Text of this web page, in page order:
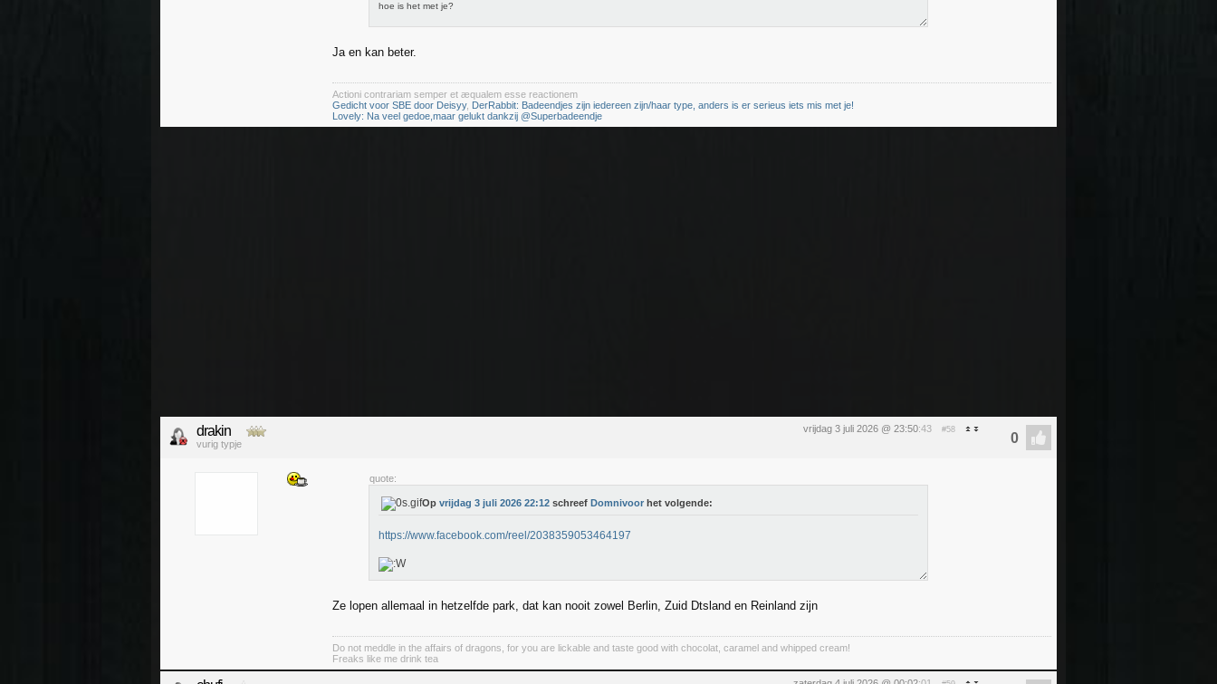
hoe is het met je?
Ja en kan beter.
Actioni contrariam semper et æqualem esse reactionem
Gedicht voor SBE door Deisyy, DerRabbit: Badeendjes zijn iedereen zijn/haar type, anders is er serieus iets mis met je!
Lovely: Na veel gedoe,maar gelukt dankzij @Superbadeendje
vrijdag 3 juli 2026 @ 23:50:43 #58
drakin
vurig typje
quote:
Op vrijdag 3 juli 2026 22:12 schreef Domnivoor het volgende:
https://www.facebook.com/reel/2038359053464197
Ze lopen allemaal in hetzelfde park, dat kan nooit zowel Berlin, Zuid Dtsland en Reinland zijn
Do not meddle in the affairs of dragons, for you are lickable and taste good with chocolat, caramel and whipped cream!
Freaks like me drink tea